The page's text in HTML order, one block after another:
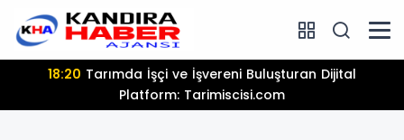
18:20
Platform: Tarimiscisi.com